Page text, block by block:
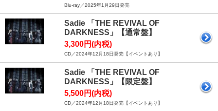
Blu-ray／2025年1月29日発売
Sadie 「THE REVIVAL OF
DARKNESS」【通常盤】
3,300円(内税)
CD／2024年12月18日発売【イベントあり】
Sadie 「THE REVIVAL OF
DARKNESS」【限定盤】
5,500円(内税)
CD／2024年12月18日発売【イベントあり】